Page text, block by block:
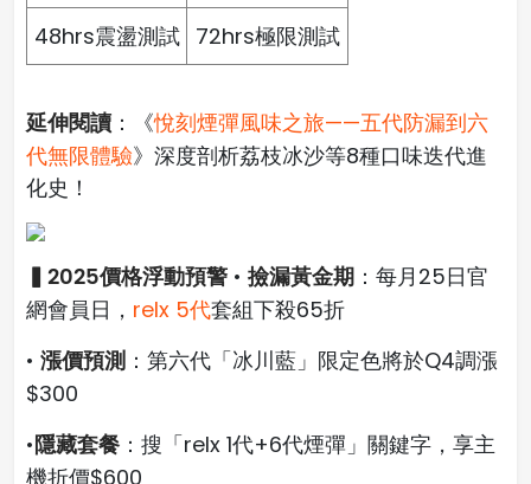
48hrs震盪測試 72hrs極限測試
延伸閱讀 ：《悅刻煙彈風味之旅——五代防漏到六
代無限體驗》深度剖析荔枝冰沙等8種口味迭代進
化史！
▍2025價格浮動預警 • 撿漏黃金期 ：每月25日官
網會員日， relx 5代套組下殺65折
• 漲價預測 ：第六代「冰川藍」限定色將於Q4調漲
$300
•隱藏套餐 ：搜「relx 1代+6代煙彈」關鍵字，享主
機折價$600